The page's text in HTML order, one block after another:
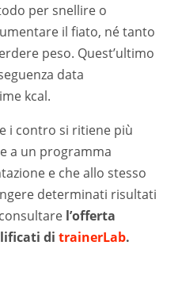
per snellire o
il fiato, né tanto
peso. Quest’ultimo
data
kcal.
i contro si ritiene più
a un programma
e che allo stesso
determinati risultati
l’offerta
ditrainerLab.